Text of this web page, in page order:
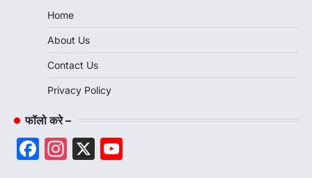
Home
About Us
Contact Us
Privacy Policy
फॉलो करे –
Facebook
Instagram
X